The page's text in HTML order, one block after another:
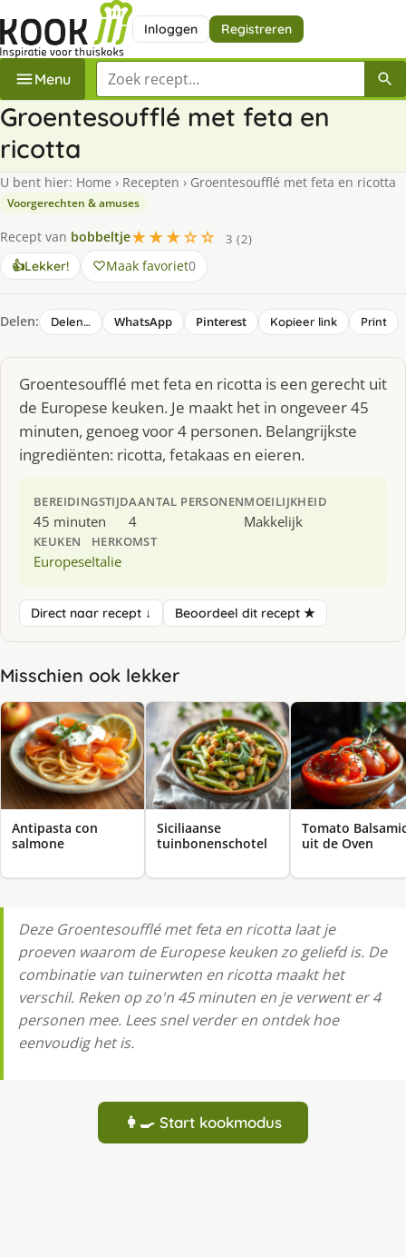
Inloggen Registreren
Menu Zoek een recept
Groentesoufflé met feta en
ricotta
U bent hier: Home › Recepten › Groentesoufflé met feta en ricotta
Voorgerechten & amuses
Recept van bobbeltje★★★☆☆
3 (2)
👍Lekker! Maak favoriet0
Delen: Delen… WhatsApp Pinterest Kopieer link Print
Groentesoufflé met feta en ricotta is een gerecht uit
de Europese keuken. Je maakt het in ongeveer 45
minuten, genoeg voor 4 personen. Belangrijkste
ingrediënten: ricotta, fetakaas en eieren.
BEREIDINGSTIJD
45 minuten
AANTAL PERSONEN
4
MOEILIJKHEID
Makkelijk
KEUKEN
Europese
HERKOMST
Italie
Direct naar recept ↓ Beoordeel dit recept ★
Misschien ook lekker
Antipasta con
salmone
Siciliaanse
tuinbonenschotel
Tomato
uit de Oven
Deze Groentesoufflé met feta en ricotta laat je
proeven waarom de Europese keuken zo geliefd is. De
combinatie van tuinerwten en ricotta maakt het
verschil. Reken op zo'n 45 minuten en je verwent er 4
personen mee. Lees snel verder en ontdek hoe
eenvoudig het is.
👩‍🍳 Start kookmodus